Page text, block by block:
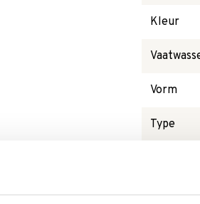
Kleur
Vorm
Type